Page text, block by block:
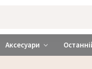
❤️ Київ та Україна
Аксесуари